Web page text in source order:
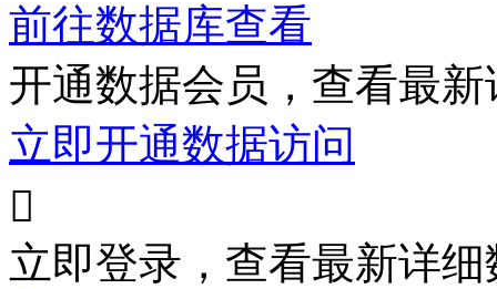
前往数据库查看
开通数据会员，查看最
立即开通数据访问

立即登录，查看最新详细